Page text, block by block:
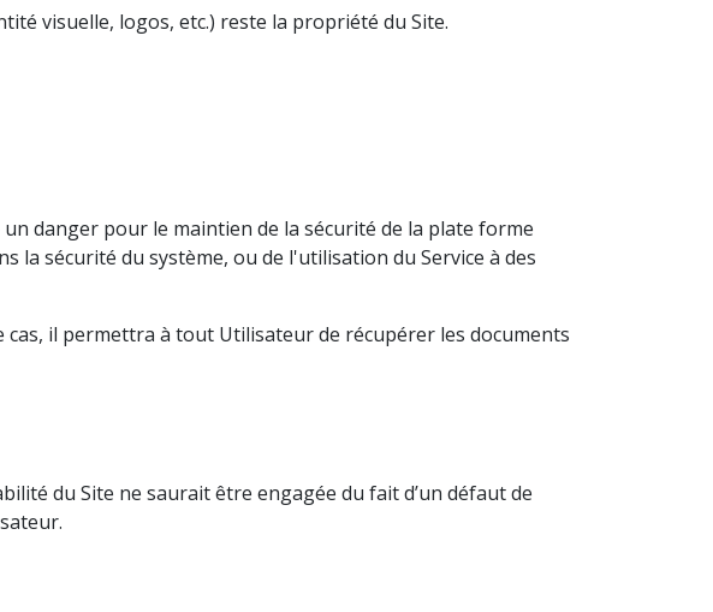
visuelle, logos, etc.) reste la propriété du Site.
danger pour le maintien de la sécurité de la plate forme
la sécurité du système, ou de l'utilisation du Service à des
il permettra à tout Utilisateur de récupérer les documents
du Site ne saurait être engagée du fait d’un défaut de